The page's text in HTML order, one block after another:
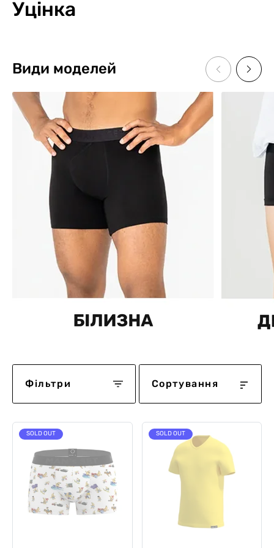
Уцінка
Види моделей
Фільтри Сортування
SOLD OUT SOLD OUT